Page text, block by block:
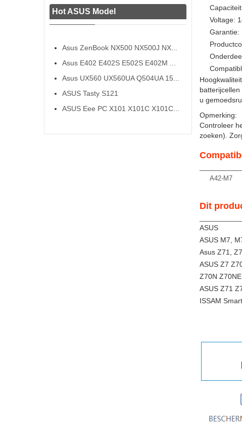
Hot ASUS Model
Asus ZenBook NX500 NX500J NX...
Asus E402 E402S E502S E402M ...
Asus UX560 UX560UA Q504UA 15...
ASUS Tasty S121
ASUS Eee PC X101 X101C X101C...
Voltage:
Garantie:
u
Opmerking:
Controleer
zoeken).
A42-M7
Dit
ASUS
ASUS M7,
Asus Z71,
ASUS Z7
Z70N
ASUS Z71
ISSAM